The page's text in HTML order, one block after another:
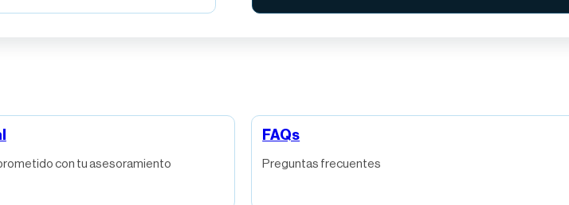
con tu asesoramiento
FAQs
Preguntas frecuentes